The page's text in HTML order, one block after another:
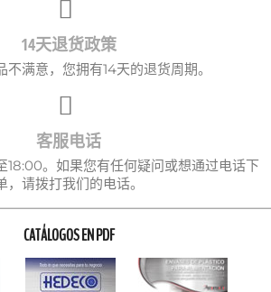
14天退货政策
不满意，您拥有14天的退货周期。
客服电话
18:00。如果您有任何疑问或想通过电话下
，请拨打我们的电话。
CATÁLOGOS EN PDF